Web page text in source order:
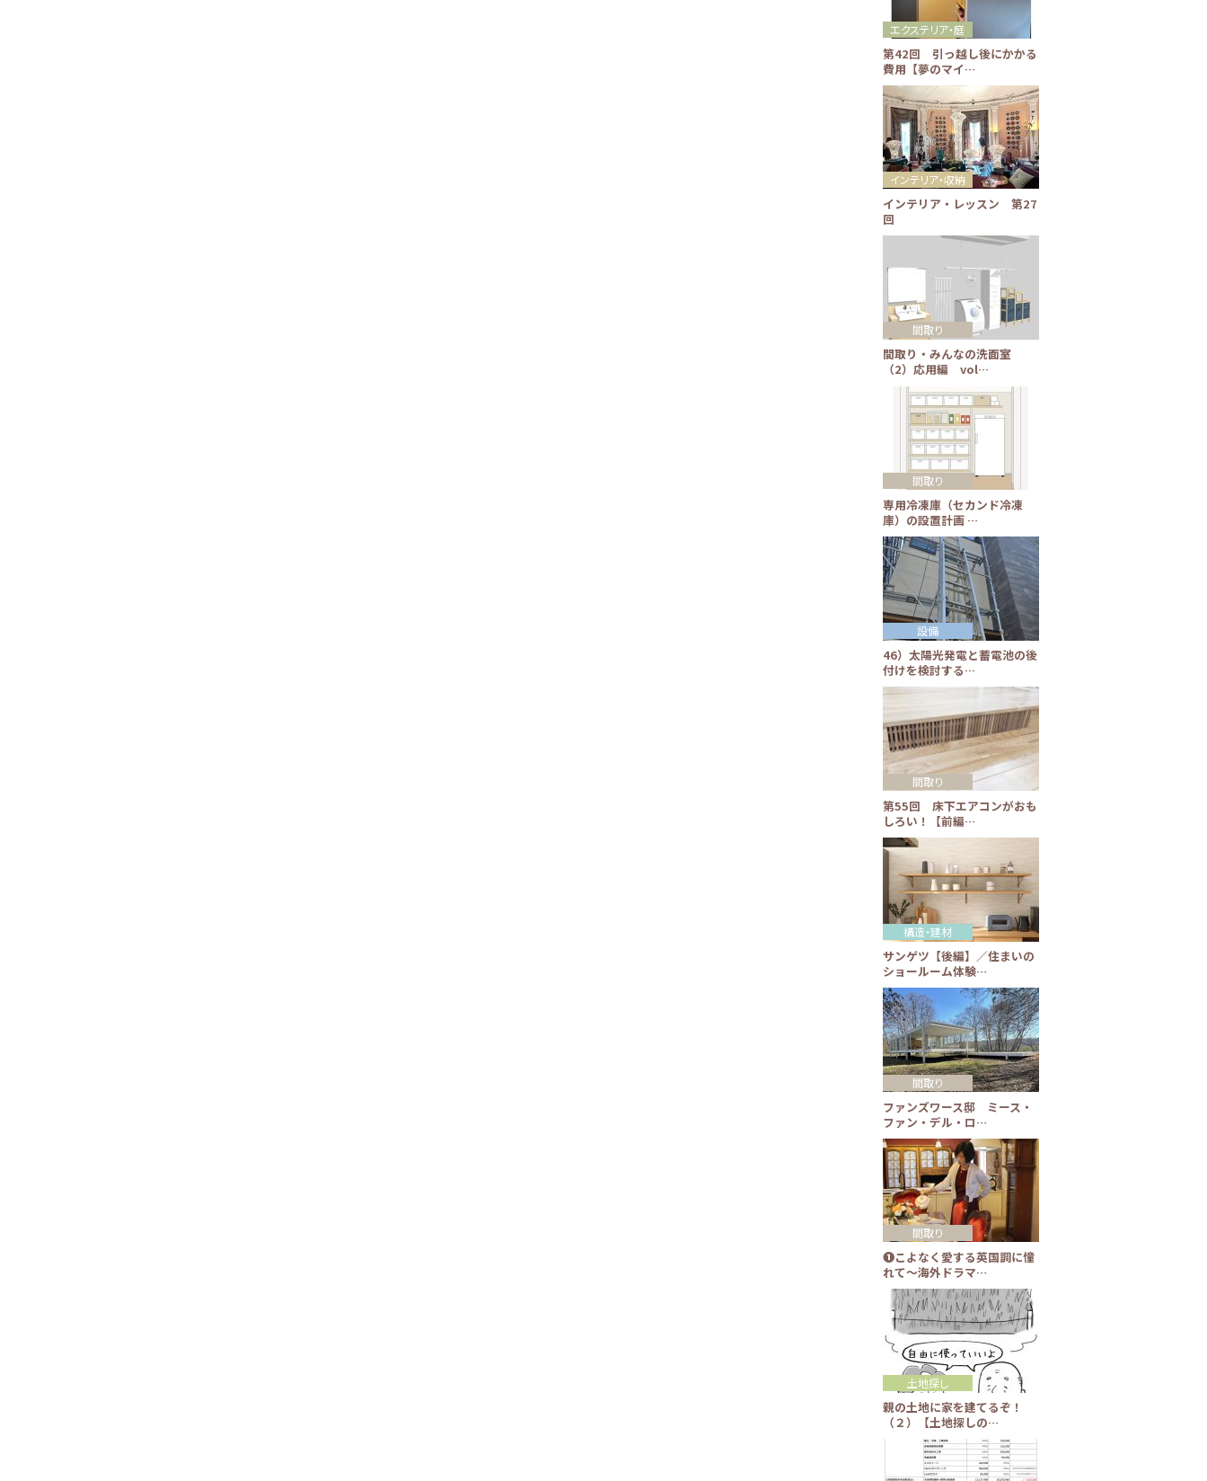
第42回 引っ越し後にかかる
費用【夢のマイ…
エクステリア・庭
インテリア・レッスン 第27
回
インテリア・収納
間取り・みんなの洗面室
（2）応用編 vol…
間取り
専用冷凍庫（セカンド冷凍
庫）の設置計画 …
間取り
46）太陽光発電と蓄電池の後
付けを検討する…
設備
第55回 床下エアコンがおも
しろい！【前編…
間取り
サンゲツ【後編】／住まいの
ショールーム体験…
構造・建材
ファンズワース邸 ミース・
ファン・デル・ロ…
間取り
❶こよなく愛する英国調に憧
れて～海外ドラマ…
間取り
親の土地に家を建てるぞ！
（２）【土地探しの…
土地探し